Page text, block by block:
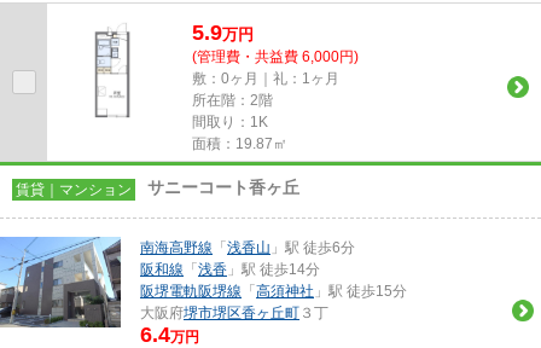
5.9万円
(管理費・共益費 6,000円)
敷：0ヶ月｜礼：1ヶ月
所在階：2階
間取り：1K
面積：19.87㎡
賃貸｜マンション サニーコート香ヶ丘
南海高野線 「 浅香山 」駅 徒歩6分
阪和線 「 浅香 」駅 徒歩14分
阪堺電軌阪堺線 「 高須神社 」駅 徒歩15分
大阪府堺市堺区香ヶ丘町 ３丁
6.4万円